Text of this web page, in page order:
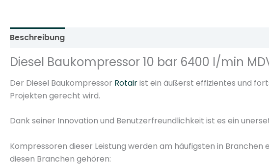
Beschreibung
Diesel Baukompressor 10 bar 6400 l/min
Der Diesel Baukompressor Rotairist ein äußerst effizientes und
Projekten gerecht wird.
Dank seiner Innovation und Benutzerfreundlichkeit ist es ein
Kompressoren dieser Leistung werden am häufigsten in
diesen Branchen gehören: